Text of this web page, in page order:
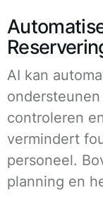
AI kan
controleren
vermindert
personeel.
planning en